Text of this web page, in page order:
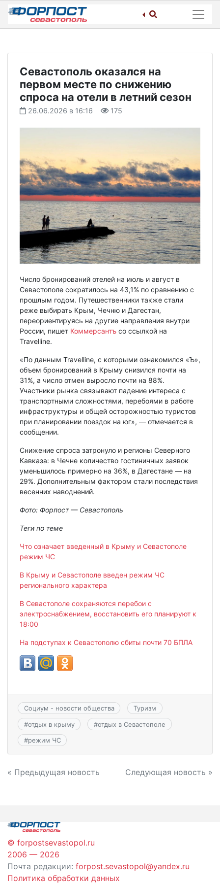
Skip
content
Севастополь оказался на
первом месте по снижению
спроса на отели в летний сезон
26.06.2026 в 16:16 175
Число бронирований отелей на июль и август в
Севастополе сократилось на 43,1% по сравнению с
прошлым годом. Путешественники также стали
реже выбирать Крым, Чечню и Дагестан,
переориентируясь на другие направления внутри
России, пишет Коммерсантъ со ссылкой на
Travelline.
«По данным Travelline, с которыми ознакомился «Ъ»,
объем бронирований в Крыму снизился почти на
31%, а число отмен выросло почти на 88%.
Участники рынка связывают падение интереса с
транспортными сложностями, перебоями в работе
инфраструктуры и общей осторожностью туристов
при планировании поездок на юг», — отмечается в
сообщении.
Снижение спроса затронуло и регионы Северного
Кавказа: в Чечне количество гостиничных заявок
уменьшилось примерно на 36%, в Дагестане — на
29%. Дополнительным фактором стали последствия
весенних наводнений.
Фото: Форпост — Севастополь
Теги по теме
Что означает введенный в Крыму и Севастополе
режим ЧС
В Крыму и Севастополе введен режим ЧС
регионального характера
В Севастополе сохраняются перебои с
электроснабжением, восстановить его планируют к
18:00
На подступах к Севастополю сбиты почти 70 БПЛА
Социум - новости общества Туризм
#отдых в крыму #отдых в Севастополе
#режим ЧС
Навигация
записям
« Предыдущая новость Следующая новость »
© forpostsevastopol.ru
2006 — 2026
Почта редакции: forpost.sevastopol@yandex.ru
Политика обработки данных